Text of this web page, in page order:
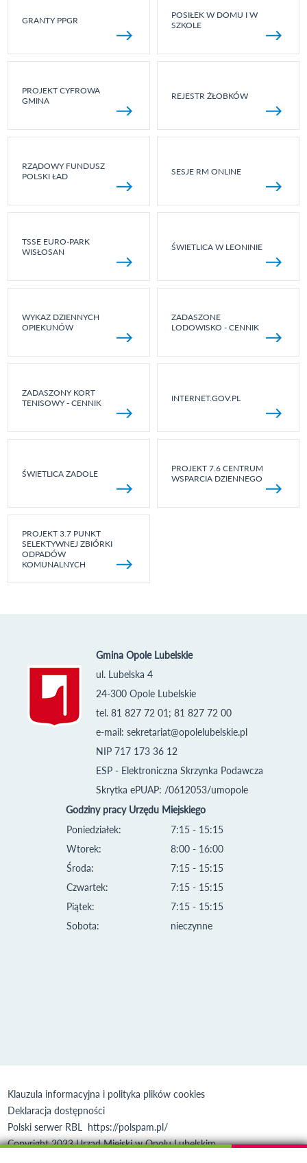
GRANTY PPGR
POSIŁEK W DOMU I W
SZKOLE
PROJEKT CYFROWA
GMINA
REJESTR ŻŁOBKÓW
RZĄDOWY FUNDUSZ
POLSKI ŁAD
SESJE RM ONLINE
TSSE EURO-PARK
WISŁOSAN
ŚWIETLICA W LEONINIE
WYKAZ DZIENNYCH
OPIEKUNÓW
ZADASZONE
LODOWISKO - CENNIK
ZADASZONY KORT
TENISOWY - CENNIK
INTERNET.GOV.PL
ŚWIETLICA ZADOLE
PROJEKT 7.6 CENTRUM
WSPARCIA DZIENNEGO
PROJEKT 3.7 PUNKT
SELEKTYWNEJ ZBIÓRKI
ODPADÓW
KOMUNALNYCH
Gmina Opole Lubelskie
ul. Lubelska 4
24-300 Opole Lubelskie
tel. 81 827 72 01; 81 827 72 00
e-mail: sekretariat@opolelubelskie.pl
NIP 717 173 36 12
ESP - Elektroniczna Skrzynka Podawcza
Skrytka ePUAP: /0612053/umopole
Godziny pracy Urzędu Miejskiego
Poniedziałek:
Wtorek:
Środa:
Czwartek:
Piątek:
Sobota:
7:15 - 15:15
8:00 - 16:00
7:15 - 15:15
7:15 - 15:15
7:15 - 15:15
nieczynne
Klauzula informacyjna i polityka plików cookies
Deklaracja dostępności
Polski serwer RBL https://polspam.pl/
Copyright 2023 Urząd Miejski w Opolu Lubelskim